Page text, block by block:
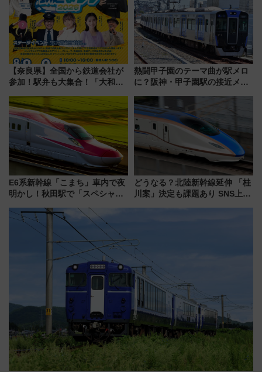
【奈良県】全国から鉄道会社が
参加！駅弁も大集合！「大和鉄
に開催決定
熱闘甲子園のテーマ曲が駅メロ
に？阪神・甲子園駅の接近メロ
谷実アレンジの特別仕様へ、8月
5日始発から
E6系新幹線「こまち」車内で夜
明かし！秋田駅で「スペシャル
法は？
どうなる？北陸新幹線延伸 「桂
川案」決定も課題あり SNS上の